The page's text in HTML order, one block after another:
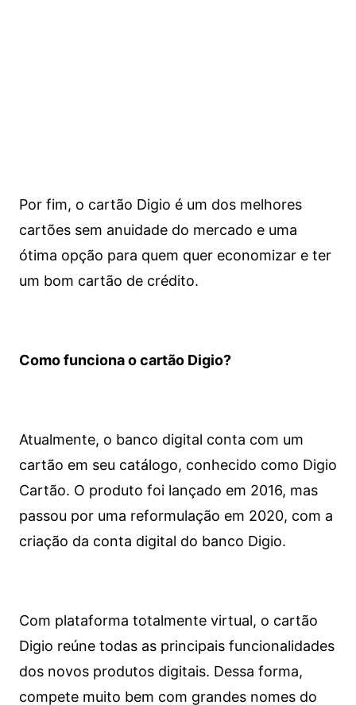
Por fim, o cartão Digio é um dos melhores
cartões sem anuidade do mercado e uma
ótima opção para quem quer economizar e ter
um bom cartão de crédito.
Como funciona o cartão Digio?
Atualmente, o banco digital conta com um
cartão em seu catálogo, conhecido como Digio
Cartão. O produto foi lançado em 2016, mas
passou por uma reformulação em 2020, com a
criação da conta digital do banco Digio.
Com plataforma totalmente virtual, o cartão
Digio reúne todas as principais funcionalidades
dos novos produtos digitais. Dessa forma,
compete muito bem com grandes nomes do